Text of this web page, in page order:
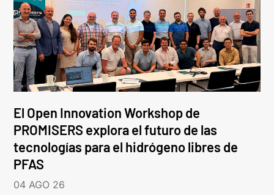
El Open Innovation Workshop de
PROMISERS explora el futuro de las
tecnologías para el hidrógeno libres de
PFAS
04 AGO 26